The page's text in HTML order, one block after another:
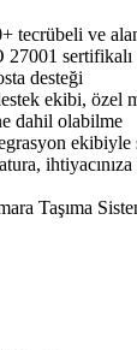
tecrübeli ve
27001 sertifikalı
desteği
ekibi, özel
dahil olabilme
ekibiyle
Taşıma